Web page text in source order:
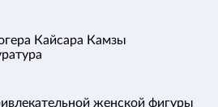
Кайсара Камзы
женской фигуры